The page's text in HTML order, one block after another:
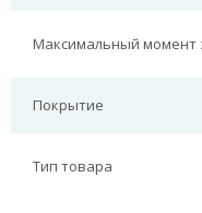
Максимальный момент
Покрытие
Тип товара